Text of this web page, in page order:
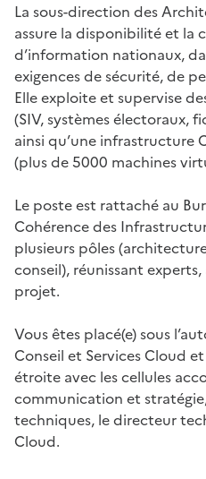
La sous-direction des
assure la disponibilité et la
d’information nationaux,
exigences de sécurité, de
Elle exploite et supervise
(SIV, systèmes électoraux,
ainsi qu’une infrastructure
(plus de 5000 machines
Le poste est rattaché au
Cohérence des
plusieurs pôles
conseil), réunissant
projet.
Vous êtes placé(e) sous
Conseil et Services Cloud
étroite avec les cellules
communication et
techniques, le directeur
Cloud.